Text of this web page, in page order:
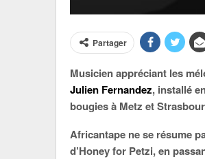
Partager
Musicien appréciant les
Julien Fernandez, installé
bougies à Metz et
Africantape ne se résume
d’Honey for Petzi, en